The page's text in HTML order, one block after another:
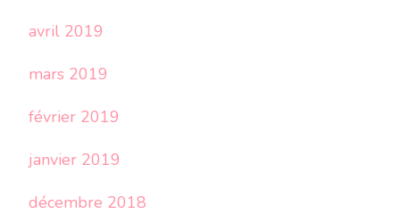
avril 2019
mars 2019
février 2019
janvier 2019
décembre 2018